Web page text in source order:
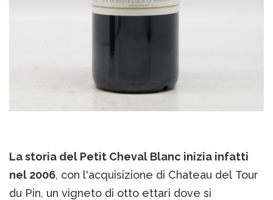
La storia del Petit Cheval Blanc inizia infatti
nel 2006, con l'acquisizione di Chateau del Tour
du Pin, un vigneto di otto ettari dove si